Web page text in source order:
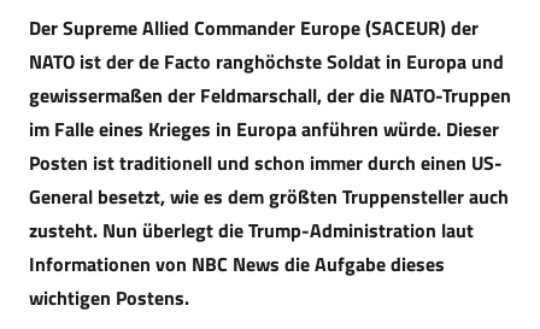
Der Supreme Allied Commander Europe (SACEUR) der
NATO ist der de Facto ranghöchste Soldat in Europa und
gewissermaßen der Feldmarschall, der die NATO-Truppen
im Falle eines Krieges in Europa anführen würde. Dieser
Posten ist traditionell und schon immer durch einen US-
General besetzt, wie es dem größten Truppensteller auch
zusteht. Nun überlegt die Trump-Administration laut
Informationen von NBC News die Aufgabe dieses
wichtigen Postens.